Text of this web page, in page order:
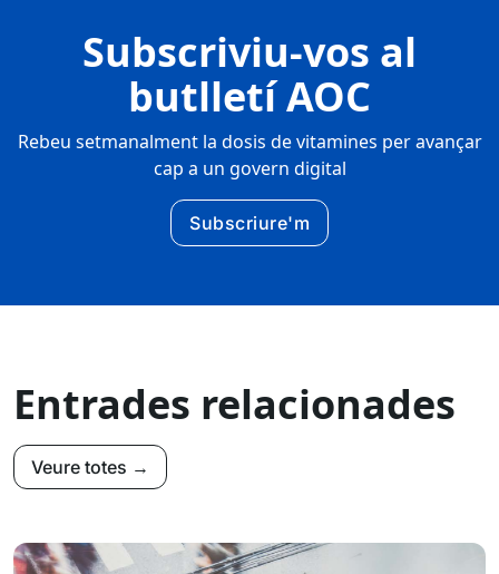
Subscriviu-vos al
butlletí AOC
Rebeu setmanalment la dosis de vitamines per avançar
cap a un govern digital
Subscriure'm
Entrades relacionades
Veure totes →